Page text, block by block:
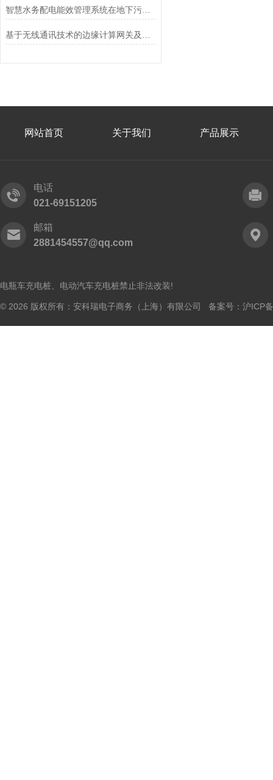
智慧水务配电能效管理系统在地下污水处理厂的应用
网站首页 关于我们 产品展示
电话
021-69151205
邮箱
2881454557@qq.com
电瓶车充电桩、电动汽车充电桩禁止非法改装!
© 2026 版权所有：安科瑞电子商务（上海）有限公司 备案号： 沪ICP